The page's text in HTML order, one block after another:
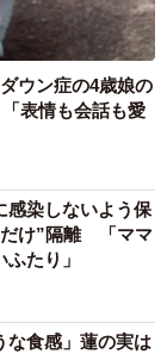
ウン症の4歳娘の
表情も会話も愛
染しないよう保
だけ”隔離 「ママ
たり」
な食感」蓮の実は